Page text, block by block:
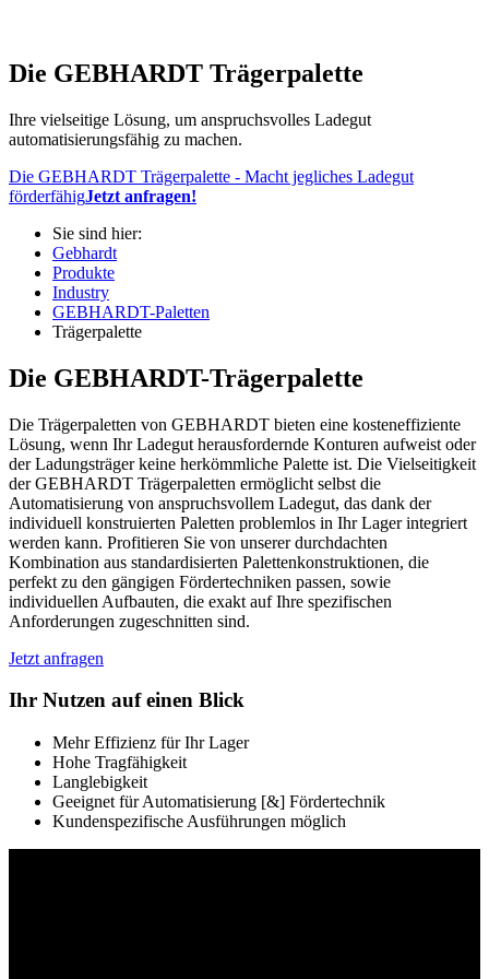
Die GEBHARDT Trägerpalette
Ihre vielseitige Lösung, um anspruchsvolles Ladegut
automatisierungsfähig zu machen.
Die GEBHARDT Trägerpalette - Macht jegliches Ladegut
förderfähigJetzt anfragen!
Sie sind hier:
Gebhardt
Produkte
Industry
GEBHARDT-Paletten
Trägerpalette
Die GEBHARDT-Trägerpalette
Die Trägerpaletten von GEBHARDT bieten eine kosteneffiziente
Lösung, wenn Ihr Ladegut herausfordernde Konturen aufweist oder
der Ladungsträger keine herkömmliche Palette ist. Die Vielseitigkeit
der GEBHARDT Trägerpaletten ermöglicht selbst die
Automatisierung von anspruchsvollem Ladegut, das dank der
individuell konstruierten Paletten problemlos in Ihr Lager integriert
werden kann. Profitieren Sie von unserer durchdachten
Kombination aus standardisierten Palettenkonstruktionen, die
perfekt zu den gängigen Fördertechniken passen, sowie
individuellen Aufbauten, die exakt auf Ihre spezifischen
Anforderungen zugeschnitten sind.
Jetzt anfragen
Ihr Nutzen auf einen Blick
Mehr Effizienz für Ihr Lager
Hohe Tragfähigkeit
Langlebigkeit
Geeignet für Automatisierung [&] Fördertechnik
Kundenspezifische Ausführungen möglich